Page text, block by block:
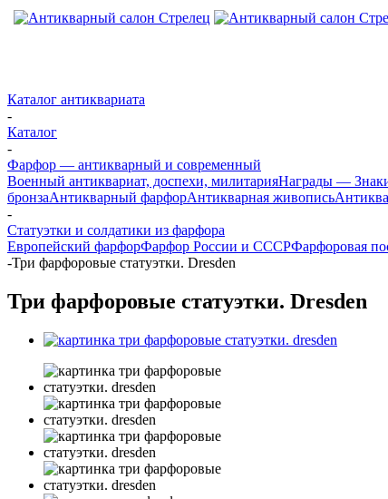
Каталог антиквариата
-
Каталог
-
Фарфор — антикварный и современный
Военный антиквариат, доспехи, милитарияНаграды —
бронзаАнтикварный фарфорАнтикварная живопись
-
Статуэтки и солдатики из фарфора
Европейский фарфорФарфор России и СССРФарфоровая
-Три фарфоровые статуэтки. Dresden
Три фарфоровые статуэтки. Dresden